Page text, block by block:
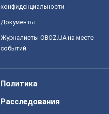
конфиденциальности
Документы
Журналисты OBOZ.UA на месте
событий
Политика
Расследования